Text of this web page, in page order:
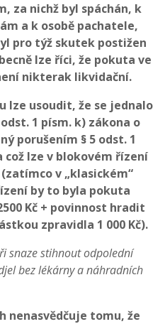
za nichž byl spáchán, k
a k osobě pachatele,
pro týž skutek postižen
lze říci, že pokuta ve
nikterak likvidační.
lze usoudit, že se jednalo
1 písm. k) zákona o
porušením § 5 odst. 1
což lze v blokovém řízení
v „klasickém“
by to byla pokuta
Kč + povinnost hradit
zpravidla 1 000 Kč).
snaze stihnout odpolední
bez lékárny a náhradních
nenasvědčuje tomu, že